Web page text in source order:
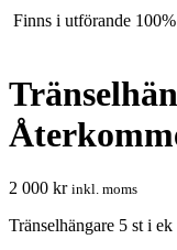
Finns i utförande
2 000 kr inkl. moms
Tränselhängare 5 st i